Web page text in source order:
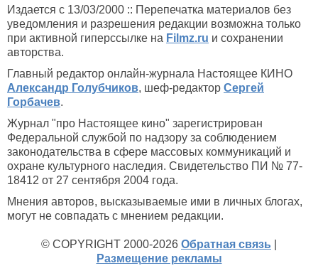
Издается с 13/03/2000 :: Перепечатка материалов без
уведомления и разрешения редакции возможна только
при активной гиперссылке на Filmz.ru и сохранении
авторства.
Главный редактор онлайн-журнала Настоящее КИНО
Александр Голубчиков, шеф-редактор Сергей
Горбачев.
Журнал "про Настоящее кино" зарегистрирован
Федеральной службой по надзору за соблюдением
законодательства в сфере массовых коммуникаций и
охране культурного наследия. Свидетельство ПИ № 77-
18412 от 27 сентября 2004 года.
Мнения авторов, высказываемые ими в личных блогах,
могут не совпадать с мнением редакции.
© COPYRIGHT 2000-2026 Обратная связь
Размещение рекламы